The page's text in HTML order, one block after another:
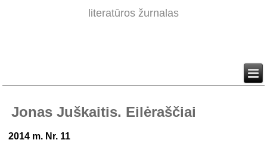
literatūros žurnalas
Jonas Juškaitis. Eilėraščiai
2014 m. Nr. 11